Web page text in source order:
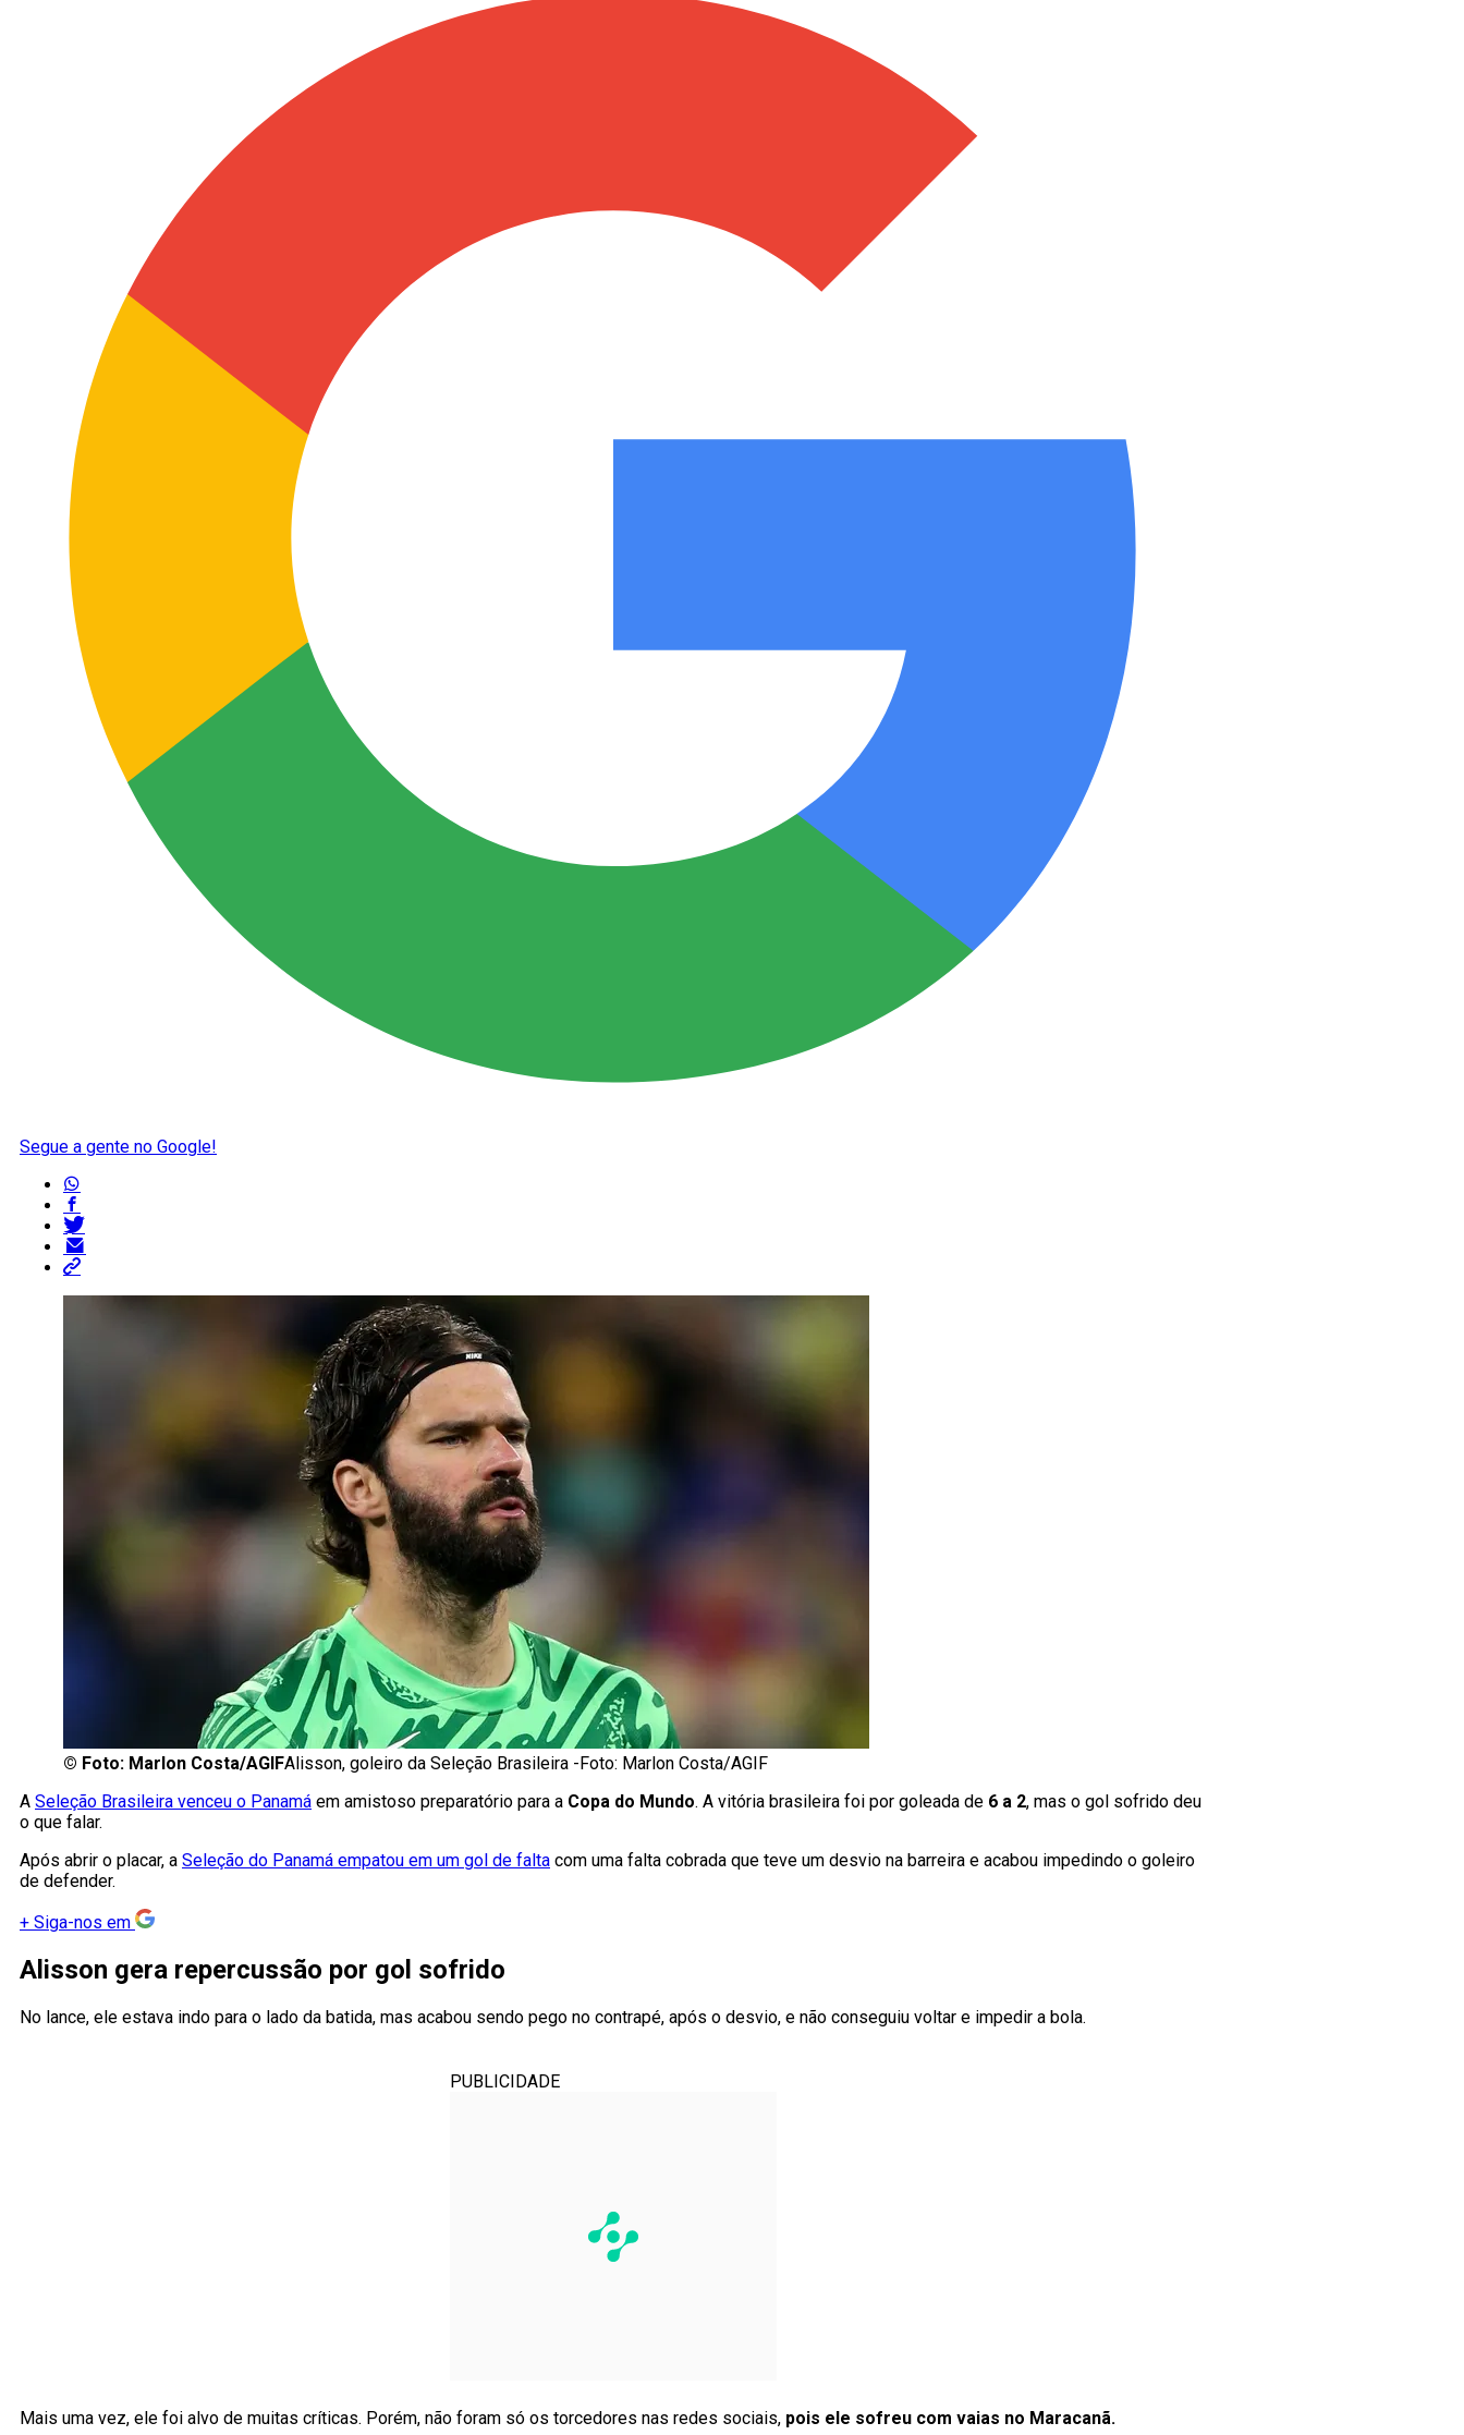
Segue a gente no Google!
© Foto: Marlon Costa/AGIFAlisson, goleiro da Seleção Brasileira -Foto: Marlon Costa/AGIF
A Seleção Brasileira venceu o Panamá em amistoso preparatório para a Copa do Mundo. A vitória brasileira foi por goleada de 6 a 2, mas o gol sofrido deu
o que falar.
Após abrir o placar, a Seleção do Panamá empatou em um gol de falta com uma falta cobrada que teve um desvio na barreira e acabou impedindo o goleiro
de defender.
+ Siga-nos em
Alisson gera repercussão por gol sofrido
No lance, ele estava indo para o lado da batida, mas acabou sendo pego no contrapé, após o desvio, e não conseguiu voltar e impedir a bola.
PUBLICIDADE
Mais uma vez, ele foi alvo de muitas críticas. Porém, não foram só os torcedores nas redes sociais, pois ele sofreu com vaias no Maracanã.